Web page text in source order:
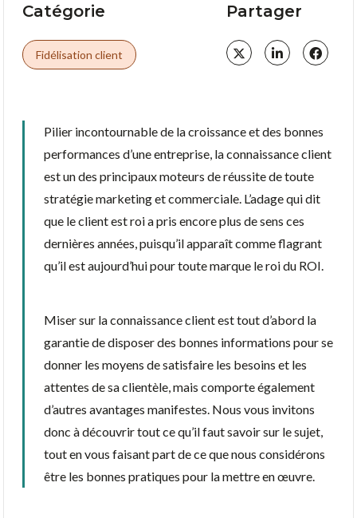
Catégorie
Fidélisation client
Partager
Pilier incontournable de la croissance et des bonnes
performances d’une entreprise, la connaissance client
est un des principaux moteurs de réussite de toute
stratégie marketing et commerciale. L’adage qui dit
que le client est roi a pris encore plus de sens ces
dernières années, puisqu’il apparaît comme flagrant
qu’il est aujourd’hui pour toute marque le roi du ROI.
Miser sur la connaissance client est tout d’abord la
garantie de disposer des bonnes informations pour se
donner les moyens de satisfaire les besoins et les
attentes de sa clientèle, mais comporte également
d’autres avantages manifestes. Nous vous invitons
donc à découvrir tout ce qu’il faut savoir sur le sujet,
tout en vous faisant part de ce que nous considérons
être les bonnes pratiques pour la mettre en œuvre.